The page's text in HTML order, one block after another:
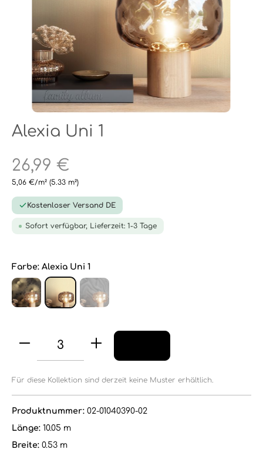
Alexia Uni 1
26,99 €
5,06 €/m² (5.33 m²)
Kostenloser Versand DE
Sofort verfügbar, Lieferzeit: 1-3 Tage
Farbe: Alexia Uni 1
Für diese Kollektion sind derzeit keine Muster erhältlich.
Produktnummer: 02-01040390-02
Länge: 10.05 m
Breite: 0.53 m